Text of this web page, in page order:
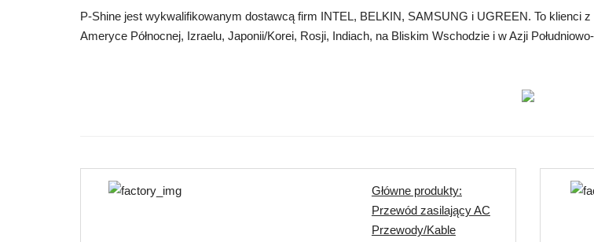
P-Shine jest wykwalifikowanym dostawcą firm INTEL, BELKIN, SAMSUNG i UGREEN. To klienci
Ameryce Północnej, Izraelu, Japonii/Korei, Rosji, Indiach, na Bliskim Wschodzie i w Azji
Główne produkty:
Przewód zasilający AC
Przewody/Kable